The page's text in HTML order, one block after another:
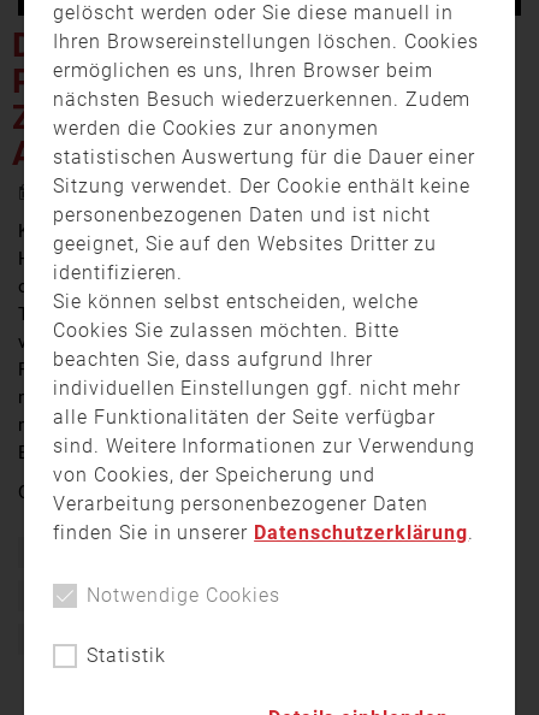
DER NORMALE WAHNSINN:
POLIZEI UND FEUERWEHR
ZIEHEN POSITIVE BILANZ
AUS DER SILVESTERNACHT
2. Januar 2026 17:59
Kaputtes Trommelfell, ein Finger weniger:
Horrorgeschichten aus den Großstädten wie Berlin
oder Hamburg zieren jedes Jahr zu Silvester die
Titelblätter. In Augsburg ist die Feierei ins neue Jahr
vergleichsweise ruhig abgelaufen. Die Polizei und die
Feuerwehren waren zwar viel im Einsatz. Im Vergleich
mit den vergangenen Jahren gab es aber nicht viel
mehr Verletzungen oder Brände. Ein Fazit der
Einsatzkräfte vor Ort.
Quelle:
augsburg.tv
Einsatz Feuerwehr Freiwillige Feuerwehr
gelöscht werden oder Sie diese manuell in
Ihren Browsereinstellungen löschen. Cookies
ermöglichen es uns, Ihren Browser beim
nächsten Besuch wiederzuerkennen. Zudem
werden die Cookies zur anonymen
statistischen Auswertung für die Dauer einer
Sitzung verwendet. Der Cookie enthält keine
personenbezogenen Daten und ist nicht
geeignet, Sie auf den Websites Dritter zu
identifizieren.
Sie können selbst entscheiden, welche
Cookies Sie zulassen möchten. Bitte
beachten Sie, dass aufgrund Ihrer
individuellen Einstellungen ggf. nicht mehr
alle Funktionalitäten der Seite verfügbar
sind. Weitere Informationen zur Verwendung
von Cookies, der Speicherung und
Verarbeitung personenbezogener Daten
finden Sie in unserer Datenschutzerklärung.
Notwendige Cookies
Statistik